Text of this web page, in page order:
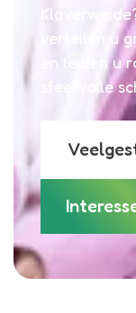
vertellen u
en leiden u
sfeervolle